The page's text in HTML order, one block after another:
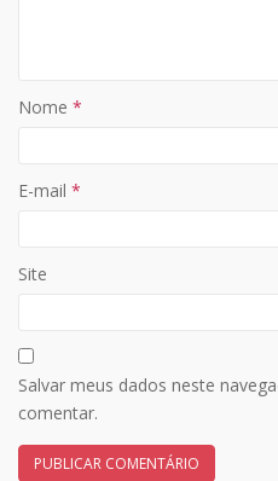
Nome *
E-mail *
Site
Salvar meus dados neste
comentar.